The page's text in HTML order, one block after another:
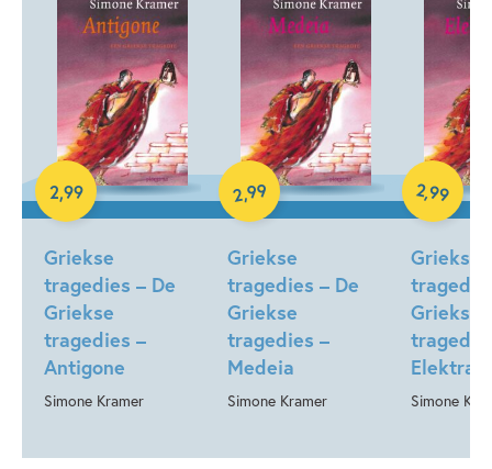
Griekse
tragedies – De
Griekse
tragedies –
Antigone
Simone Kramer
2,99
E-book
Griekse
tragedies – De
Griekse
tragedies –
Medeia
Simone Kramer
2,99
E-book
Griekse
Griekse
Elektra
Simone
2,99
E-book